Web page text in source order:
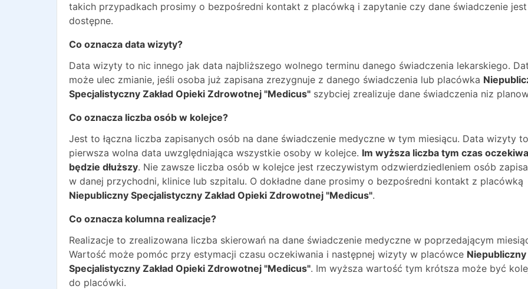
takich przypadkach prosimy o bezpośredni kontakt z placówką i zapytanie czy dane świadczenie jest
dostępne.
Co oznacza data wizyty?
Data wizyty to nic innego jak data najbliższego wolnego terminu danego świadczenia lekarskiego.
może ulec zmianie, jeśli osoba już zapisana zrezygnuje z danego świadczenia lub placówka
Specjalistyczny Zakład Opieki Zdrowotnej "Medicus" szybciej zrealizuje dane świadczenia niz
Co oznacza liczba osób w kolejce?
Jest to łączna liczba zapisanych osób na dane świadczenie medyczne w tym miesiącu. Data wizyty to
pierwsza wolna data uwzględniająca wszystkie osoby w kolejce. Im wyższa liczba tym czas
będzie dłuższy. Nie zawsze liczba osób w kolejce jest rzeczywistym odzwierdziedleniem osób
w danej przychodni, klinice lub szpitalu. O dokładne dane prosimy o bezpośredni kontakt z placówką
Niepubliczny Specjalistyczny Zakład Opieki Zdrowotnej "Medicus".
Co oznacza kolumna realizacje?
Realizacje to zrealizowana liczba skierowań na dane świadczenie medyczne w poprzedającym
Wartość może pomóc przy estymacji czasu oczekiwania i następnej wizyty w placówce Niepubliczny
Specjalistyczny Zakład Opieki Zdrowotnej "Medicus". Im wyższa wartość tym krótsza może być
do placówki.